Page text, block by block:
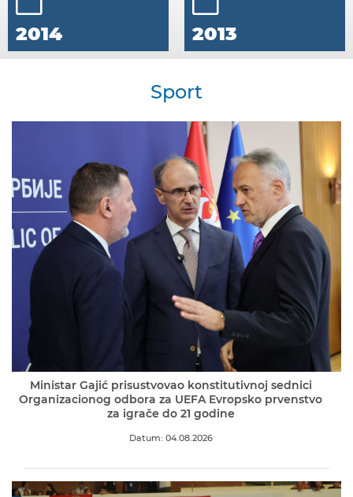
2014 2013
Sport
Ministar Gajić prisustvovao konstitutivnoj sednici
Organizacionog odbora za UEFA Evropsko prvenstvo
za igrače do 21 godine
Datum: 04.08.2026